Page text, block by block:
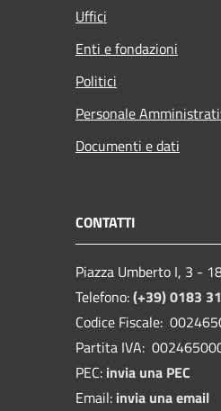
Uffici
Enti e fondazioni
Politici
Personale
Documenti e dati
CONTATTI
Piazza Umberto I, 3 -
Telefono:(+39) 0183
Codice Fiscale:
Partita IVA:
PEC: invia una PEC
Email: invia una email